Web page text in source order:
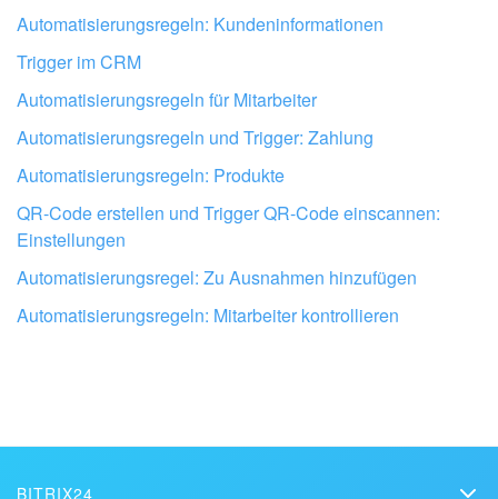
Lassen Sie Ihr Bitrix24 von Profis
einrichten
Automatisierungsregeln: Kundeninformationen
Trigger im CRM
Automatisierungsregeln für Mitarbeiter
Automatisierungsregeln und Trigger: Zahlung
Automatisierungsregeln: Produkte
QR-Code erstellen und Trigger QR-Code einscannen:
Einstellungen
Automatisierungsregel: Zu Ausnahmen hinzufügen
Automatisierungsregeln: Mitarbeiter kontrollieren
BITRIX24